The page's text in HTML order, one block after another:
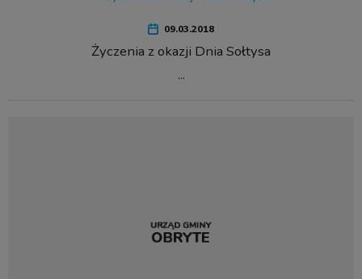
09.03.2018
Życzenia z okazji Dnia Sołtysa
...